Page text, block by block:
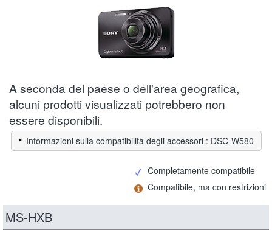
A seconda del paese o dell'area geografica,
alcuni prodotti visualizzati potrebbero non
essere disponibili.
Informazioni sulla compatibilità degli accessori : DSC-W580
Completamente compatibile
Compatibile, ma con restrizioni
MS-HXB